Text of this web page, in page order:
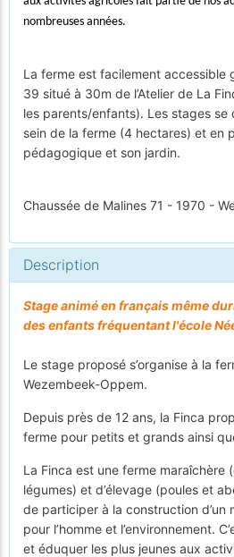
nombreuses années.
La ferme est facilement accessible
39 situé à 30m de l’Atelier de La
les parents/enfants). Les stages se
sein de la ferme (4 hectares) et en
pédagogique et son jardin.
Chaussée de Malines 71 - 1970 -
Description
Stage animé en français même
des enfants fréquentant l'école
Le stage proposé s’organise à la
Wezembeek-Oppem.
Depuis près de 12 ans, la Finca
ferme pour petits et grands ainsi
La Finca est une ferme maraîchère
légumes) et d’élevage (poules et
de participer à la construction d’un
pour l’homme et l’environnement.
et éduquer les plus jeunes aux